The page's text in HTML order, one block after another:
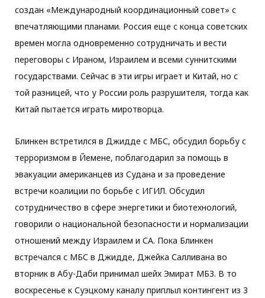
создан «Международный координационный совет» с
впечатляющими планами. Россия еще с конца советских
времен могла одновременно сотрудничать и вести
переговоры с Ираном, Израилем и всеми суннитскими
государствами. Сейчас в эти игры играет и Китай, но с
той разницей, что у России роль разрушителя, тогда как
Китай пытается играть миротворца.
Блинкен встретился в Джидде с МБС, обсудил борьбу с
терроризмом в Йемене, поблагодарил за помощь в
эвакуации американцев из Судана и за проведение
встречи коалиции по борьбе с ИГИЛ. Обсудил
сотрудничество в сфере энергетики и биотехнологий,
говорили о национальной безопасности и нормализации
отношений между Израилем и СА. Пока Блинкен
встречался с МБС в Джидде, Джейка Салливана во
вторник в Абу-Даби принимал шейх Эмират МБЗ. В то
воскресенье к Суэцкому каналу приплыл контингент из 3